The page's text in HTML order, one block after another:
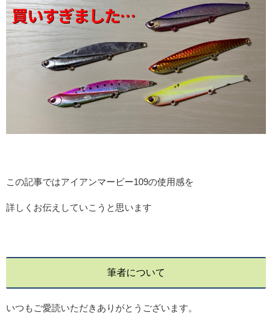
この記事ではアイアンマービー109の使用感を
詳しくお伝えしていこうと思います
筆者について
いつもご愛読いただきありがとうございます。